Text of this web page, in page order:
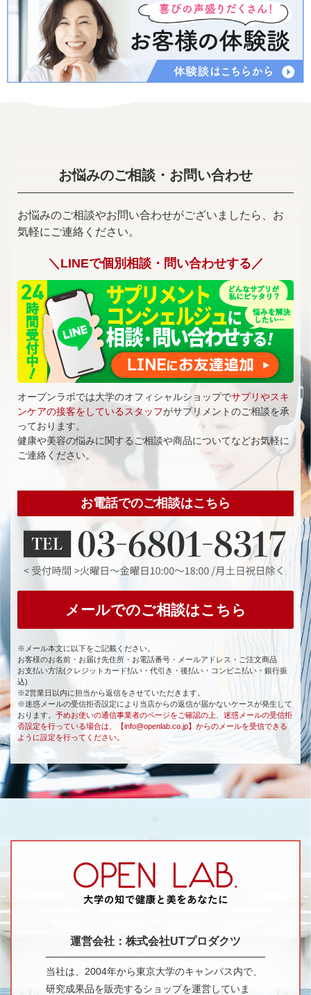
お悩みのご相談・お問い合わせ
お悩みのご相談やお問い合わせがございましたら、お
気軽にご連絡ください。
＼LINEで個別相談・問い合わせする／
オープンラボでは大学のオフィシャルショップでサプリやスキ
ンケアの接客をしているスタッフがサプリメントのご相談を承
っております。
健康や美容の悩みに関するご相談や商品についてなどお気軽に
ご連絡ください。
お電話でのご相談はこちら
メールでのご相談はこちら
※メール本文に以下をご記載ください。
お客様のお名前・お届け先住所・お電話番号・メールアドレス・ご注文商品
お支払い方法(クレジットカード払い・代引き・後払い・コンビニ払い・銀行振
込)
※2営業日以内に担当から返信をさせていただきます。
※迷惑メールの受信拒否設定により当店からの返信が届かないケースが発生して
おります。 予めお使いの通信事業者のページをご確認の上、迷惑メールの受信拒
否設定を行っている場合は、【info@openlab.co.jp】からのメールを受信できる
ように設定を行ってください。
運営会社：株式会社UTプロダクツ
当社は、2004年から東京大学のキャンパス内で、
研究成果品を販売するショップを運営していま